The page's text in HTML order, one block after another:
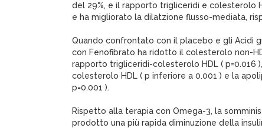
del 29%, e il rapporto trigliceridi e colesterolo
e ha migliorato la dilatzione flusso-mediata,
Quando confrontato con il placebo e gli Acidi
con Fenofibrato ha ridotto il colesterolo non-
rapporto trigliceridi-colesterolo HDL ( p=0.016
colesterolo HDL ( p inferiore a 0.001 ) e la
p=0.001 ).
Rispetto alla terapia con Omega-3, la
prodotto una più rapida diminuzione della